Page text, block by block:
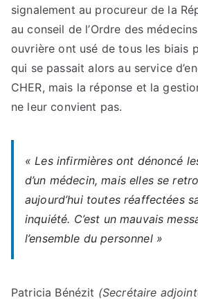
signalement au procureur de la
au conseil de l’Ordre des
ouvrière ont usé de tous les biais
qui se passait alors au service
CHER, mais la réponse et la
ne leur convient pas.
« Les infirmières ont dénoncé
d’un médecin, mais elles se
aujourd’hui toutes réaffectées
inquiété. C’est un mauvais
l’ensemble du personnel »
Patricia Bénézit (Secrétaire